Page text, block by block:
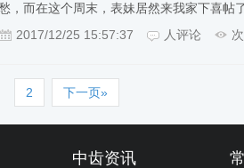
，而在这个周末，表妹居然来我家下喜
2017/12/25 15:57:37
人评论
2 下一页»
中齿资讯